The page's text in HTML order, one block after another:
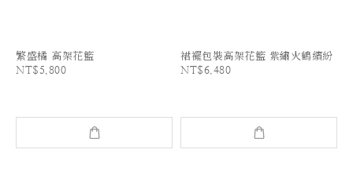
繁盛橘 高架花籃
NT$5,800
裙襬包裝高架花籃 紫繡火鶴繽紛
NT$6,480